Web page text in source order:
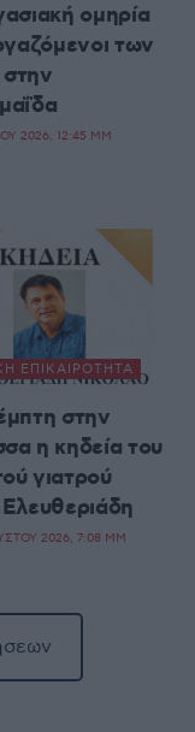
ομηρία
των
2026, 12:45 ΜΜ
ΕΠΙΚΑΙΡΌΤΗΤΑ
στην
η κηδεία του
γιατρού
2026, 7:08 ΜΜ